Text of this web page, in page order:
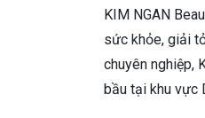
KIM NGAN
sức khỏe, giải
chuyên nghiệp,
bầu tại khu vực